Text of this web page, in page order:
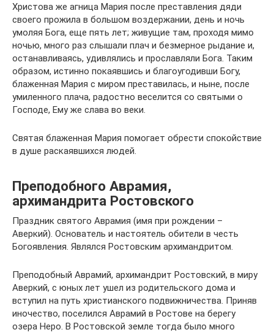
Христова же агница Мария после преставления дяди
своего прожила в большом воздержании, день и ночь
умоляя Бога, еще пять лет; живущие там, проходя мимо
ночью, много раз слышали плач и безмерное рыдание и,
останавливаясь, удивлялись и прославляли Бога. Таким
образом, истинно покаявшись и благоугодивши Богу,
блаженная Мария с миром преставилась, и ныне, после
умиленного плача, радостно веселится со святыми о
Господе, Ему же слава во веки.
Святая блаженная Мария помогает обрести спокойствие
в душе раскаявшихся людей.
Преподобного Аврамия,
архимандрита Ростовского
Праздник святого Аврамия (имя при рождении –
Аверкий). Основатель и настоятель обители в честь
Богоявления. Являлся Ростовским архимандритом.
Преподобный Аврамий, архимандрит Ростовский, в миру
Аверкий, с юных лет ушел из родительского дома и
вступил на путь христианского подвижничества. Приняв
иночество, поселился Аврамий в Ростове на берегу
озера Неро. В Ростовской земле тогда было много